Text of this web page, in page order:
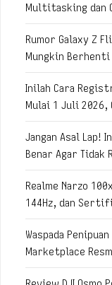
Multitasking dan
Rumor Galaxy Z
Mungkin Berhenti
Inilah Cara
Mulai 1 Juli 2026,
Jangan Asal Lap!
Benar Agar Tidak
Realme Narzo
144Hz, dan
Waspada
Marketplace